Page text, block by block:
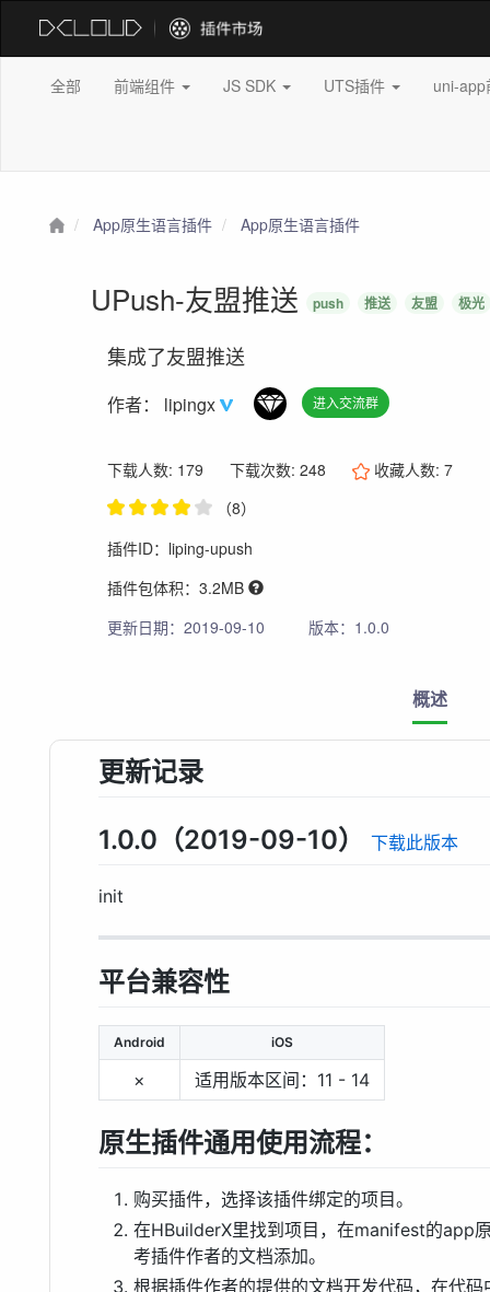
全部 前端组件 JS SDK UTS插件 uni-
App原生语言插件 App原生语言插件
UPush-友盟推送 push 推送 友盟 极光
集成了友盟推送
作者： lipingx 进入交流群
下载人数: 179 下载次数: 248 收藏人数:7
（8）
插件ID：liping-upush
插件包体积：3.2MB
更新日期：2019-09-10
版本：1.0.0
概述
更新记录
1.0.0（2019-09-10） 下载此版本
init
平台兼容性
Android iOS
× 适用版本区间：11 - 14
原生插件通用使用流程：
购买插件，选择该插件绑定的项目。
在HBuilderX里找到项目，在manifest的app
考插件作者的文档添加。
根据插件作者的提供的文档开发代码，在代